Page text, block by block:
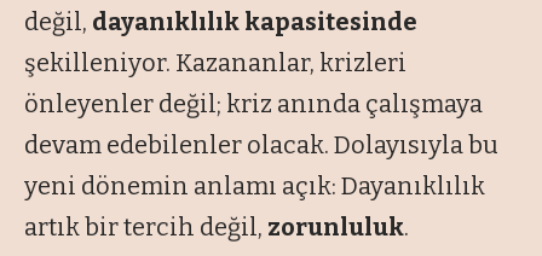
değil, dayanıklılık kapasitesinde
şekilleniyor. Kazananlar, krizleri
önleyenler değil; kriz anında çalışmaya
devam edebilenler olacak. Dolayısıyla bu
yeni dönemin anlamı açık: Dayanıklılık
artık bir tercih değil, zorunluluk.